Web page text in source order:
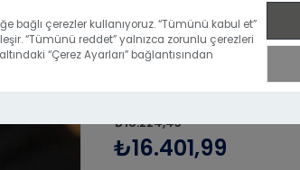
bağlı çerezler kullanıyoruz. “Tümünü kabul et”
“Tümünü reddet” yalnızca zorunlu çerezleri
“Çerez Ayarları” bağlantısından
Şahmeran
Bu ürünü ilk
₺18.224,43
₺16.401,99